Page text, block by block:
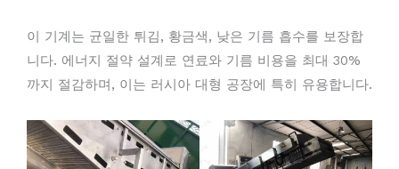
이 기계는 균일한 튀김, 황금색, 낮은 기름 흡수를 보장합
니다. 에너지 절약 설계로 연료와 기름 비용을 최대 30%
까지 절감하며, 이는 러시아 대형 공장에 특히 유용합니다.